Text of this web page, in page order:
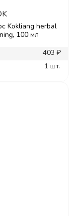
Kokliang herbal
100 мл
403 ₽
1 шт.